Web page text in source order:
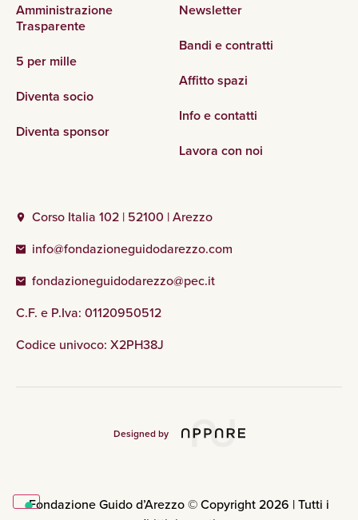
Amministrazione
Trasparente
5 per mille
Diventa socio
Diventa sponsor
Newsletter
Bandi e contratti
Affitto spazi
Info e contatti
Lavora con noi
Corso Italia 102 | 52100 | Arezzo
info@fondazioneguidodarezzo.com
fondazioneguidodarezzo@pec.it
C.F. e P.Iva: 01120950512
Codice univoco: X2PH38J
Designed by
Fondazione Guido d’Arezzo © Copyright 2026 | Tutti i